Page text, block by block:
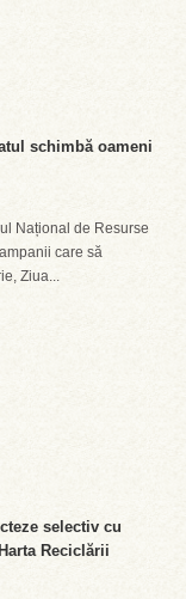
schimbă oameni
Național de Resurse
care să
Ziua...
selectiv cu
Reciclării